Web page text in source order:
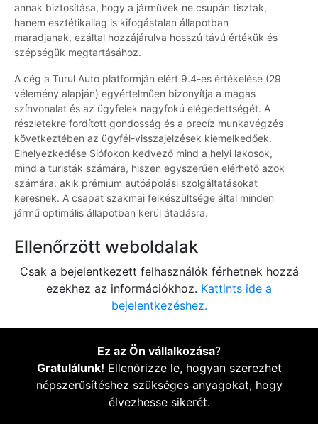
annak biztosítása, hogy a járművek ne csupán tiszták,
hanem esztétikailag is kifogástalan állapotban
maradjanak, ezáltal hozzájárulva hosszú távú értékük és
szépségük megtartásához.
A cég a Turul Auto platformján elért 9.4-es értékelése (29
vélemény alapján) egyértelműen bizonyítja a magas
színvonalat és az ügyfelek nagyfokú elégedettségét. A
részletekre fordított gondosság és a precíz munkavégzés
következtében az ügyfél-visszajelzések kiemelkedőek.
Elhelyezkedése Siófokon kedvező mind a helyi lakosok,
mind a turisták számára, hiszen egyszerűen elérhető azok
számára, akik prémium autóápolási szolgáltatásokat
keresnek. A csapat szakmai felkészültsége által minden
jármű optimális állapotban kerül átadásra.
Ellenőrzött weboldalak
Csak a bejelentkezett felhasználók férhetnek hozzá
ezekhez az információkhoz. Kattints ide a
bejelentkezéshez.
Ez az Ön vállalkozása?
Gratulálunk! Ellenőrizze le, hogyan szerezhet
népszerűsítéshez szükséges anyagokat, hogy
élvezhesse sikerét.